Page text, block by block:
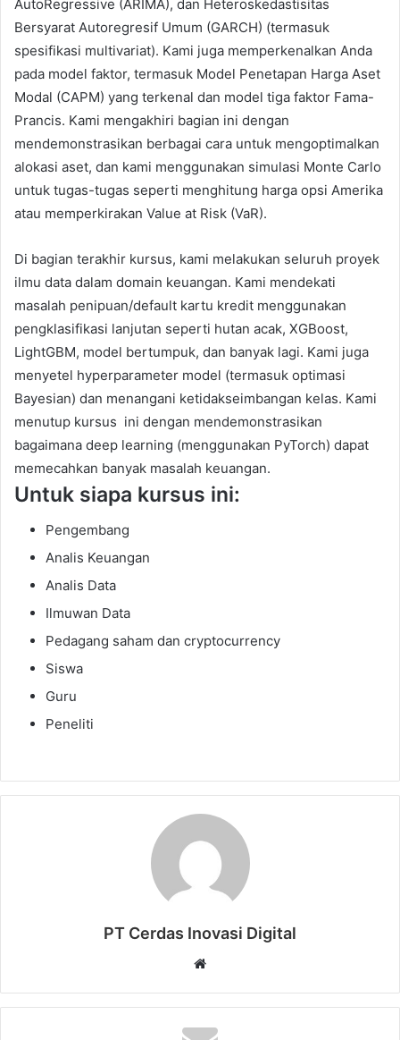
AutoRegressive (ARIMA), dan Heteroskedastisitas
Bersyarat Autoregresif Umum (GARCH) (termasuk
spesifikasi multivariat). Kami juga memperkenalkan Anda
pada model faktor, termasuk Model Penetapan Harga Aset
Modal (CAPM) yang terkenal dan model tiga faktor Fama-
Prancis. Kami mengakhiri bagian ini dengan
mendemonstrasikan berbagai cara untuk mengoptimalkan
alokasi aset, dan kami menggunakan simulasi Monte Carlo
untuk tugas-tugas seperti menghitung harga opsi Amerika
atau memperkirakan Value at Risk (VaR).
Di bagian terakhir kursus, kami melakukan seluruh proyek
ilmu data dalam domain keuangan. Kami mendekati
masalah penipuan/default kartu kredit menggunakan
pengklasifikasi lanjutan seperti hutan acak, XGBoost,
LightGBM, model bertumpuk, dan banyak lagi. Kami juga
menyetel hyperparameter model (termasuk optimasi
Bayesian) dan menangani ketidakseimbangan kelas. Kami
menutup kursus ini dengan mendemonstrasikan
bagaimana deep learning (menggunakan PyTorch) dapat
memecahkan banyak masalah keuangan.
Untuk siapa kursus ini:
Pengembang
Analis Keuangan
Analis Data
Ilmuwan Data
Pedagang saham dan cryptocurrency
Siswa
Guru
Peneliti
PT Cerdas Inovasi Digital
b
s